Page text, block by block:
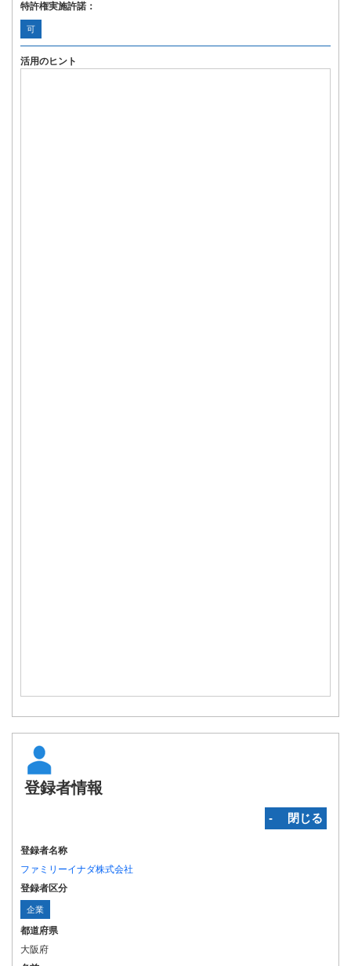
特許権実施許諾：
可
活用のヒント
登録者情報
‐ 閉じる
登録者名称
ファミリーイナダ株式会社
登録者区分
企業
都道府県
大阪府